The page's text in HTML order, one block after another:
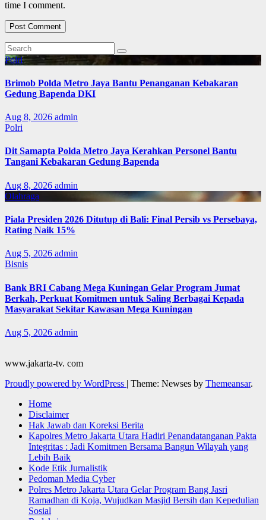
time I comment.
Polri
Brimob Polda Metro Jaya Bantu Penanganan Kebakaran
Gedung Bapenda DKI
Aug 8, 2026 admin
Polri
Dit Samapta Polda Metro Jaya Kerahkan Personel Bantu
Tangani Kebakaran Gedung Bapenda
Aug 8, 2026 admin
Olahraga
Piala Presiden 2026 Ditutup di Bali: Final Persib vs Persebaya,
Rating Naik 15%
Aug 5, 2026 admin
Bisnis
Bank BRI Cabang Mega Kuningan Gelar Program Jumat
Berkah, Perkuat Komitmen untuk Saling Berbagai Kepada
Masyarakat Sekitar Kawasan Mega Kuningan
Aug 5, 2026 admin
www.jakarta-tv. com
Proudly powered by WordPress | Theme: Newses by Themeansar.
Home
Disclaimer
Hak Jawab dan Koreksi Berita
Kapolres Metro Jakarta Utara Hadiri Penandatanganan Pakta
Integritas : Jadi Komitmen Bersama Bangun Wilayah yang
Lebih Baik
Kode Etik Jurnalistik
Pedoman Media Cyber
Polres Metro Jakarta Utara Gelar Program Bang Jasri
Ramadhan di Koja, Wujudkan Masjid Bersih dan Kepedulian
Sosial